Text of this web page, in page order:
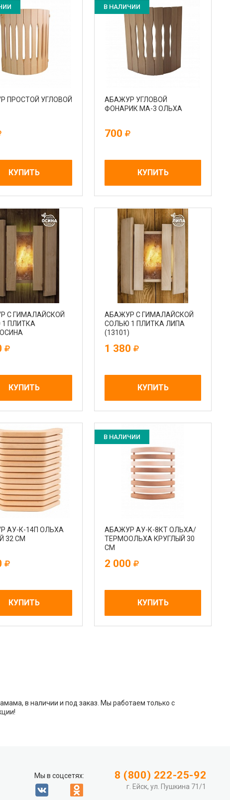
ПРОСТОЙ УГЛОВОЙ
КУПИТЬ
В НАЛИЧИИ
АБАЖУР УГЛОВОЙ
ФОНАРИК МА-3 ОЛЬХА
700
КУПИТЬ
С ГИМАЛАЙСКОЙ
ПЛИТКА
КУПИТЬ
АБАЖУР С ГИМАЛАЙСКОЙ
СОЛЬЮ 1 ПЛИТКА ЛИПА
(13101)
1 380
КУПИТЬ
АУ-К-14П ОЛЬХА
32 СМ
КУПИТЬ
В НАЛИЧИИ
АБАЖУР АУ-К-8КТ ОЛЬХА/
ТЕРМООЛЬХА КРУГЛЫЙ 30
СМ
2 000
КУПИТЬ
в наличии и под заказ. Мы работаем только с
Мы в соцсетях: 8 (800) 222-25-92
г. Ейск, ул. Пушкина 71/1